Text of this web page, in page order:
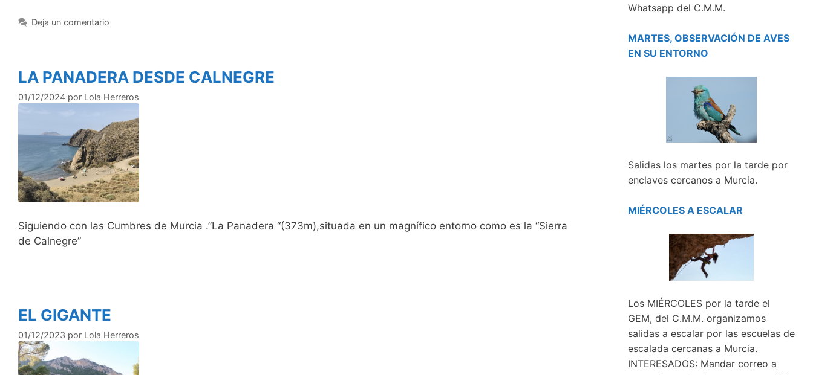
Deja un comentario
LA PANADERA DESDE CALNEGRE
01/12/2024 por Lola Herreros
Siguiendo con las Cumbres de Murcia .”La Panadera “(373m),situada en un magnífico entorno como es la “Sierra
de Calnegre”
EL GIGANTE
01/12/2023 por Lola Herreros
Whatsapp del C.M.M.
MARTES, OBSERVACIÓN DE AVES
EN SU ENTORNO
Salidas los martes por la tarde por
enclaves cercanos a Murcia.
MIÉRCOLES A ESCALAR
Los MIÉRCOLES por la tarde el
GEM, del C.M.M. organizamos
salidas a escalar por las escuelas de
escalada cercanas a Murcia.
INTERESADOS: Mandar correo a